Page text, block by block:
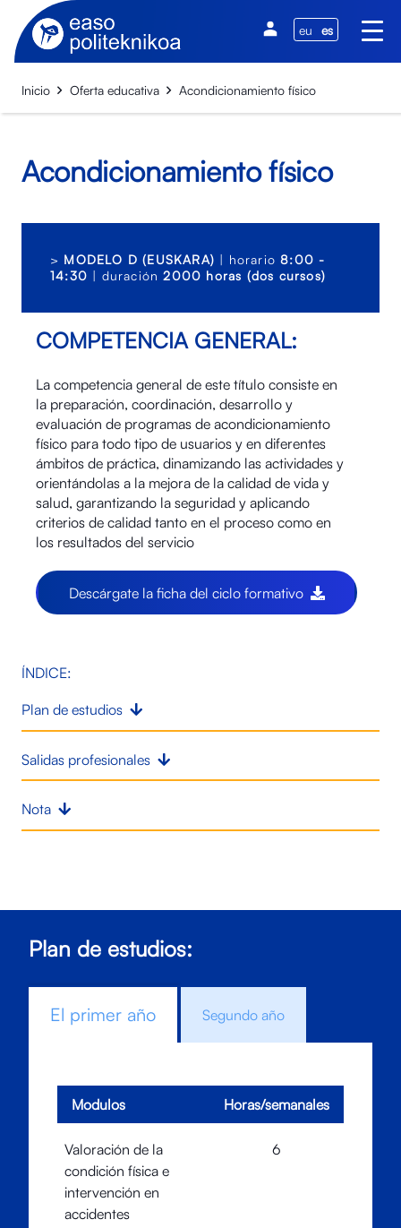
eu es
Inicio Oferta educativa Acondicionamiento físico
Acondicionamiento físico
> MODELO D (EUSKARA) | horario8:00 -
14:30 | duración2000 horas (dos cursos)
COMPETENCIA GENERAL:
La competencia general de este título consiste en
la preparación, coordinación, desarrollo y
evaluación de programas de acondicionamiento
físico para todo tipo de usuarios y en diferentes
ámbitos de práctica, dinamizando las actividades y
orientándolas a la mejora de la calidad de vida y
salud, garantizando la seguridad y aplicando
criterios de calidad tanto en el proceso como en
los resultados del servicio
Descárgate la ficha del ciclo formativo
ÍNDICE:
Plan de estudios
Salidas profesionales
Nota
Plan de estudios:
El primer año Segundo año
Modulos Horas/semanales
Valoración de la
condición física e
intervención en
accidentes
6